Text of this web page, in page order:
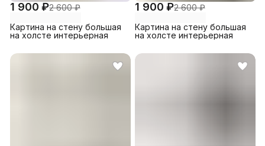
1 900 ₽2 600 ₽
Картина на стену большая
на холсте интерьерная
1 900 ₽2 600 ₽
Картина на стену большая
на холсте интерьерная